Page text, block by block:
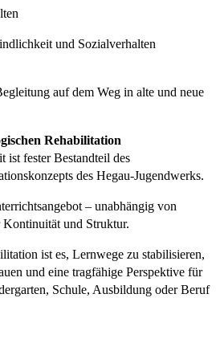
und Sozialverhalten
auf dem Weg in alte und neue
Rehabilitation
ist fester Bestandteil des
des Hegau-Jugendwerks.
– unabhängig von
und Struktur.
ist es, Lernwege zu stabilisieren,
und eine tragfähige Perspektive für
Schule, Ausbildung oder Beruf